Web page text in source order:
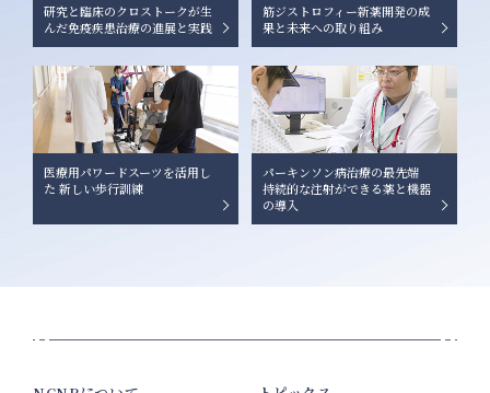
研究と臨床のクロストークが生
んだ免疫疾患治療の進展と実践
筋ジストロフィー新薬開発の成
果と未来への取り組み
医療用パワードスーツを活用し
た 新しい歩行訓練
パーキンソン病治療の最先端
持続的な注射ができる薬と機器
の導入